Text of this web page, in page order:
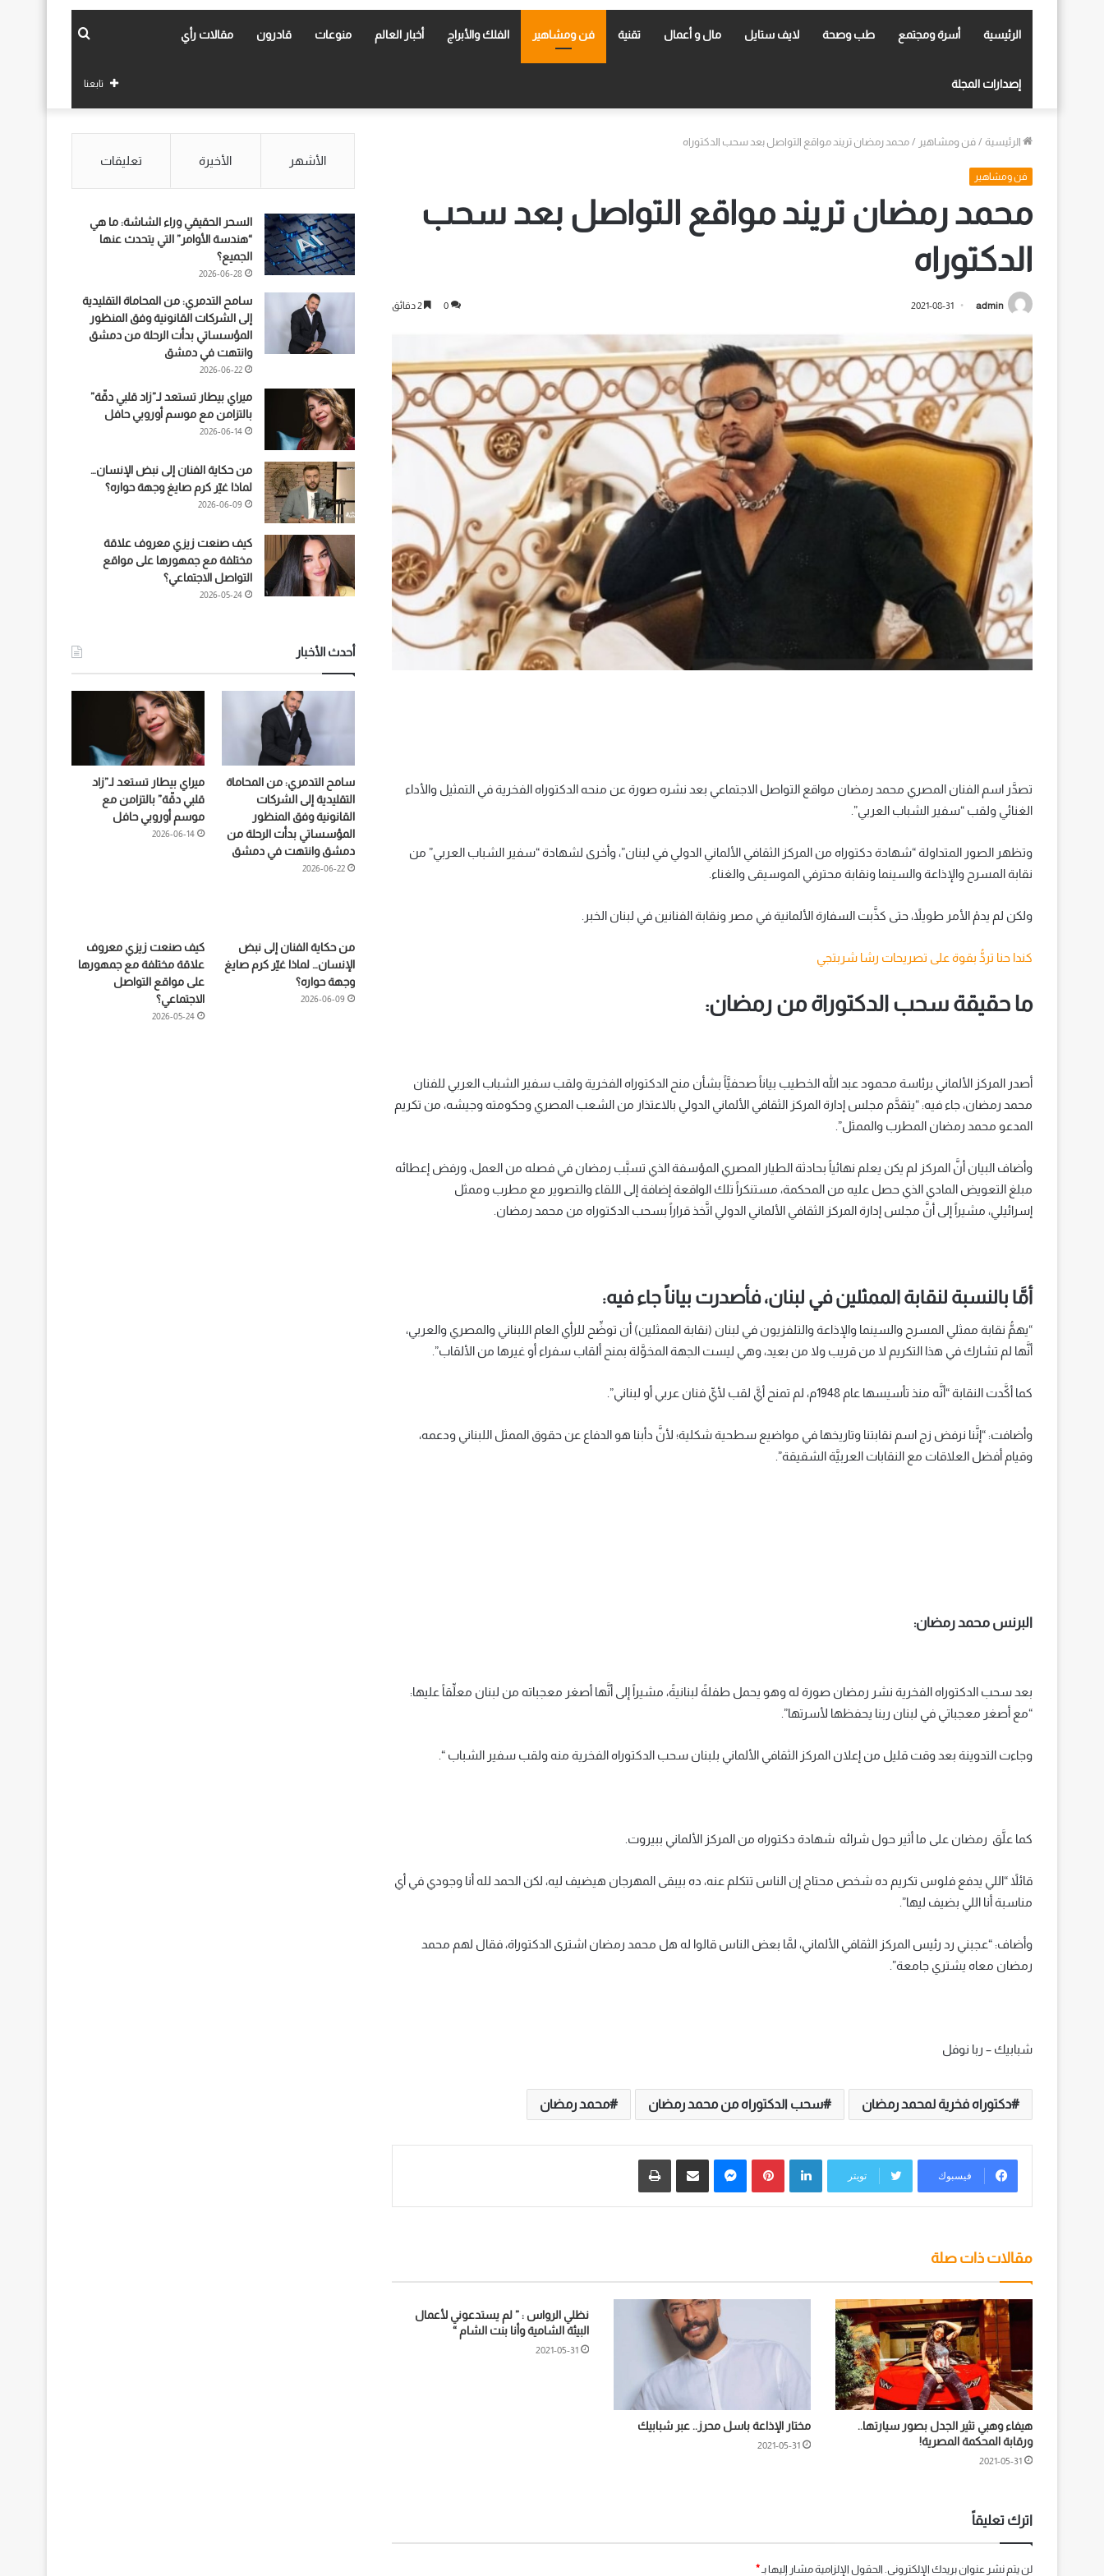
الرئيسية أسرة ومجتمع طب وصحة لايف ستايل مال و أعمال تقنية فن ومشاهير الفلك والأبراج أخبار العالم منوعات قادرون مقالات رأي
إصدارات المجلة
بحث
تابعنا
الرئيسية / فن ومشاهير / محمد رمضان تريند مواقع التواصل بعد سحب الدكتوراه
فن ومشاهير
محمد رمضان تريند مواقع التواصل بعد سحب
الدكتوراه
admin
2021-08-31
0
تصدَّر اسم الفنان المصري محمد رمضان مواقع التواصل الاجتماعي بعد نشره صورة عن منحه الدكتوراه الفخرية في التمثيل والأداء
الغنائي ولقب “سفير الشباب العربي”.
وتظهر الصور المتداولة “شهادة دكتوراه من المركز الثقافي الألماني الدولي في لبنان”، وأخرى لشهادة “سفير الشباب العربي” من
نقابة المسرح والإذاعة والسينما ونقابة محترفي الموسيقى والغناء.
ولكن لم يدمْ الأمر طويلاً، حتى كذَّبت السفارة الألمانية في مصر ونقابة الفنانين في لبنان الخبر.
كندا حنا تردُّ بقوة على تصريحات رشا شربتجي
ما حقيقة سحب الدكتوراة من رمضان:
أصدر المركز الألماني برئاسة محمود عبد الله الخطيب بياناً صحفيَّاً بشأن منح الدكتوراه الفخرية ولقب سفير الشباب العربي للفنان
محمد رمضان، جاء فيه: “يتقدَّم مجلس إدارة المركز الثقافي الألماني الدولي بالاعتذار من الشعب المصري وحكومته وجيشه، من تكريم
المدعو محمد رمضان المطرب والممثل”.
وأضاف البيان أنَّ المركز لم يكن يعلم نهائياً بحادثة الطيار المصري المؤسفة الذي تسبَّب رمضان في فصله من العمل، ورفض إعطائه
مبلغ التعويض المادي الذي حصل عليه من المحكمة، مستنكراً تلك الواقعة إضافة إلى اللقاء والتصوير مع مطرب وممثل
إسرائيلي، مشيراً إلى أنَّ مجلس إدارة المركز الثقافي الألماني الدولي اتَّخذ قراراً بسحب الدكتوراه من محمد رمضان.
أمَّا بالنسبة لنقابة الممثلين في لبنان، فأصدرت بياناً جاء فيه:
“يهمُّ نقابة ممثلي المسرح والسينما والإذاعة والتلفزيون في لبنان (نقابة الممثلين) أن توضِّح للرأي العام اللبناني والمصري والعربي،
أنَّها لم تشارك في هذا التكريم لا من قريب ولا من بعيد، وهي ليست الجهة المخوَّلة بمنح ألقاب سفراء أو غيرها من الألقاب”.
كما أكَّدت النقابة “أنَّه منذ تأسيسها عام 1948م، لم تمنح أيَّ لقب لأيِّ فنان عربي أو لبناني”.
وأضافت: “إنَّنا نرفض زج اسم نقابتنا وتاريخها في مواضيع سطحية شكلية؛ لأنَّ دأبنا هو الدفاع عن حقوق الممثل اللبناني ودعمه،
وقيام أفضل العلاقات مع النقابات العربيَّة الشقيقة”.
البرنس محمد رمضان:
بعد سحب الدكتوراه الفخرية نشر رمضان صورة له وهو يحمل طفلةً لبنانيةً، مشيراً إلى أنَّها أصغر معجباته من لبنان معلِّقاً عليها:
“مع أصغر معجباتي في لبنان ربنا يحفظها لأسرتها”.
وجاءت التدوينة بعد وقت قليل من إعلان المركز الثقافي الألماني بلبنان سحب الدكتوراه الفخرية منه ولقب سفير الشباب “.
كما علَّق رمضان على ما أثير حول شرائه شهادة دكتوراه من المركز الألماني ببيروت.
قائلاً “اللي يدفع فلوس تكريم ده شخص محتاج إن الناس تتكلم عنه، ده بيبقى المهرجان هيضيف ليه، لكن الحمد لله أنا وجودي في أي
مناسبة أنا اللي بضيف ليها”.
وأضاف: “عجبني رد رئيس المركز الثقافي الألماني، لمَّا بعض الناس قالوا له هل محمد رمضان اشترى الدكتوراة، فقال لهم محمد
رمضان معاه يشتري جامعة”.
شبابيك – ربا نوفل
دكتوراه فخرية لمحمد رمضان سحب الدكتوراه من محمد رمضان محمد رمضان
فيسبوك تويتر
لينكدإن بينتيريستماسنجر مشاركة عبر البريد طباعة
مقالات ذات صلة
هيفاء وهبي تثير الجدل بصور سيارتها..
ورقابة المحكمة المصرية!
2021-05-31
مختار الإذاعة باسل محرز.. عبر شبابيك
2021-05-31
نظلي الرواس : ” لم يستدعوني لأعمال
البيئة الشامية وأنا بنت الشام “
2021-05-31
اترك تعليقاً
لن يتم نشر عنوان بريدك الإلكتروني. الحقول الإلزامية مشار إليها بـ *
الأشهر الأخيرة تعليقات
السحر الحقيقي وراء الشاشة: ما هي
“هندسة الأوامر” التي يتحدث عنها
الجميع؟
2026-06-28
سامح التدمري: من المحاماة التقليدية
إلى الشركات القانونية وفق المنظور
المؤسساتي بدأت الرحلة من دمشق
وانتهت في دمشق
2026-06-22
ميراي بيطار تستعد لـ”زاد قلبي دقّة”
بالتزامن مع موسم أوروبي حافل
2026-06-14
من حكاية الفنان إلى نبض الإنسان…
لماذا غيّر كرم صايغ وجهة حواره؟
2026-06-09
كيف صنعت زيزي معروف علاقة
مختلفة مع جمهورها على مواقع
التواصل الاجتماعي؟
2026-05-24
أحدث الأخبار
سامح التدمري: من المحاماة
التقليدية إلى الشركات
القانونية وفق المنظور
المؤسساتي بدأت الرحلة من
دمشق وانتهت في دمشق
2026-06-22
ميراي بيطار تستعد لـ”زاد
قلبي دقّة” بالتزامن مع
موسم أوروبي حافل
2026-06-14
من حكاية الفنان إلى نبض
الإنسان… لماذا غيّر كرم صايغ
وجهة حواره؟
2026-06-09
كيف صنعت زيزي معروف
علاقة مختلفة مع جمهورها
على مواقع التواصل
الاجتماعي؟
2026-05-24